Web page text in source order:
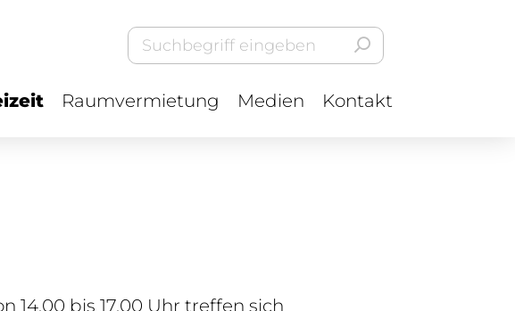
Raumvermietung Medien Kontakt
14.00 bis 17.00 Uhr treffen sich